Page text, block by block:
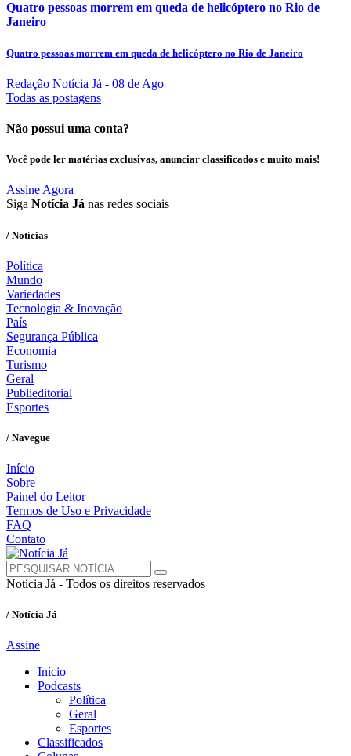
Quatro pessoas morrem em queda de helicóptero no Rio de
Janeiro
Quatro pessoas morrem em queda de helicóptero no Rio de Janeiro
Redação Notícia Já - 08 de Ago
Todas as postagens
Não possui uma conta?
Você pode ler matérias exclusivas, anunciar classificados e muito mais!
Assine Agora
Siga Notícia Já nas redes sociais
/ Notícias
Política
Mundo
Variedades
Tecnologia & Inovação
País
Segurança Pública
Economia
Turismo
Geral
Publieditorial
Esportes
/ Navegue
Início
Sobre
Painel do Leitor
Termos de Uso e Privacidade
FAQ
Contato
Notícia Já - Todos os direitos reservados
/ Notícia Já
Assine
Início
Podcasts
Política
Geral
Esportes
Classificados